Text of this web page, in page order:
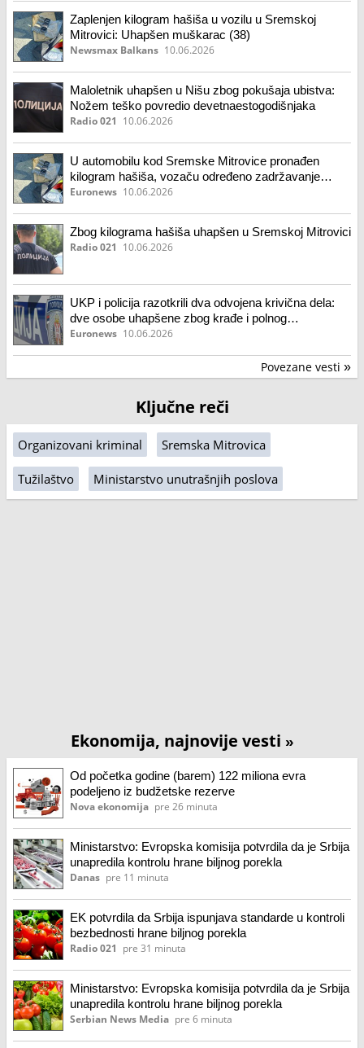
Zaplenjen kilogram hašiša u vozilu u Sremskoj
Mitrovici: Uhapšen muškarac (38)
Newsmax Balkans 10.06.2026
Maloletnik uhapšen u Nišu zbog pokušaja ubistva:
Nožem teško povredio devetnaestogodišnjaka
Radio 021 10.06.2026
U automobilu kod Sremske Mitrovice pronađen
kilogram hašiša, vozaču određeno zadržavanje
(video)
Euronews 10.06.2026
Zbog kilograma hašiša uhapšen u Sremskoj Mitrovici
Radio 021 10.06.2026
UKP i policija razotkrili dva odvojena krivična dela:
dve osobe uhapšene zbog krađe i polnog
uznemiravanja
Euronews 10.06.2026
Povezane vesti »
Ključne reči
Organizovani kriminal Sremska Mitrovica
Tužilaštvo Ministarstvo unutrašnjih poslova
Ekonomija, najnovije vesti »
Od početka godine (barem) 122 miliona evra
podeljeno iz budžetske rezerve
Nova ekonomija pre 26 minuta
Ministarstvo: Evropska komisija potvrdila da je Srbija
unapredila kontrolu hrane biljnog porekla
Danas pre 11 minuta
EK potvrdila da Srbija ispunjava standarde u kontroli
bezbednosti hrane biljnog porekla
Radio 021 pre 31 minuta
Ministarstvo: Evropska komisija potvrdila da je Srbija
unapredila kontrolu hrane biljnog porekla
Serbian News Media pre 6 minuta